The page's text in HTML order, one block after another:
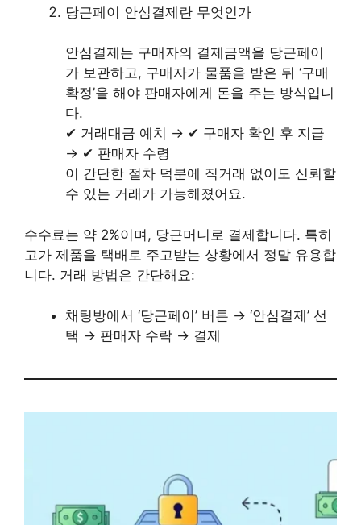
당근페이 안심결제란 무엇인가
안심결제는 구매자의 결제금액을 당근페이
가 보관하고, 구매자가 물품을 받은 뒤 ‘구매
확정’을 해야 판매자에게 돈을 주는 방식입니
다.
✔ 거래대금 예치 → ✔ 구매자 확인 후 지급
→ ✔ 판매자 수령
이 간단한 절차 덕분에 직거래 없이도 신뢰할
수 있는 거래가 가능해졌어요.
수수료는 약 2%이며, 당근머니로 결제합니다. 특히
고가 제품을 택배로 주고받는 상황에서 정말 유용합
니다. 거래 방법은 간단해요:
채팅방에서 ‘당근페이’ 버튼 → ‘안심결제’ 선
택 → 판매자 수락 → 결제